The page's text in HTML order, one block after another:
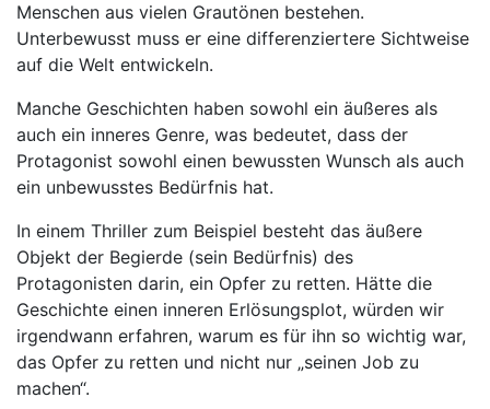
Menschen aus vielen Grautönen bestehen.
Unterbewusst muss er eine differenziertere Sichtweise
auf die Welt entwickeln.
Manche Geschichten haben sowohl ein äußeres als
auch ein inneres Genre, was bedeutet, dass der
Protagonist sowohl einen bewussten Wunsch als auch
ein unbewusstes Bedürfnis hat.
In einem Thriller zum Beispiel besteht das äußere
Objekt der Begierde (sein Bedürfnis) des
Protagonisten darin, ein Opfer zu retten. Hätte die
Geschichte einen inneren Erlösungsplot, würden wir
irgendwann erfahren, warum es für ihn so wichtig war,
das Opfer zu retten und nicht nur „seinen Job zu
machen“.